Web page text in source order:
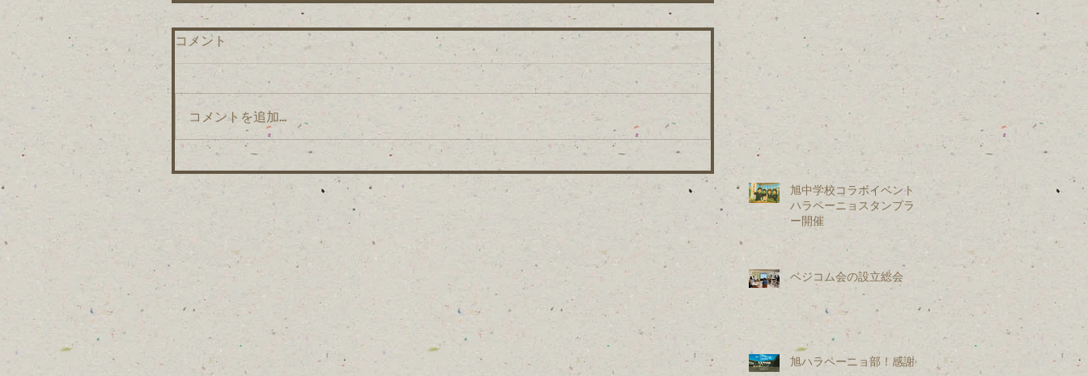
コメント
コメントを追加…
旭中学校コラボイベント：
ハラペーニョスタンプラリ
ー開催
ベジコム会の設立総会
旭ハラペーニョ部！感謝会